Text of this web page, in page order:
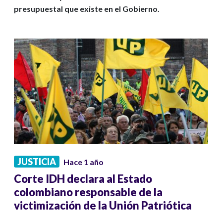
presupuestal que existe en el Gobierno.
JUSTICIA Hace 1 año
Corte IDH declara al Estado
colombiano responsable de la
victimización de la Unión Patriótica